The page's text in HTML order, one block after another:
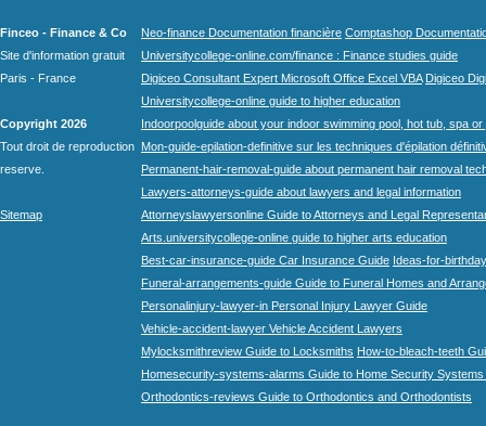
Finceo - Finance & Co
Site d'information gratuit
Paris - France
Copyright 2026
Tout droit de reproduction
reserve.
Sitemap
Neo-finance Documentation financière Comptashop
Universitycollege-online.com/finance : Finance studies guide
Digiceo Consultant Expert Microsoft Office Excel VBA Digiceo
Universitycollege-online guide to higher education
Indoorpoolguide about your indoor swimming pool, hot tub, spa
Mon-guide-epilation-definitive sur les techniques d'épilation
Permanent-hair-removal-guide about permanent hair removal
Lawyers-attorneys-guide about lawyers and legal information
Attorneyslawyersonline Guide to Attorneys and Legal
Arts.universitycollege-online guide to higher arts education
Best-car-insurance-guide Car Insurance Guide Ideas-for-
Funeral-arrangements-guide Guide to Funeral Homes and
Personalinjury-lawyer-in Personal Injury Lawyer Guide
Vehicle-accident-lawyer Vehicle Accident Lawyers
Mylocksmithreview Guide to Locksmiths How-to-bleach-teeth
Homesecurity-systems-alarms Guide to Home Security Systems
Orthodontics-reviews Guide to Orthodontics and Orthodontists